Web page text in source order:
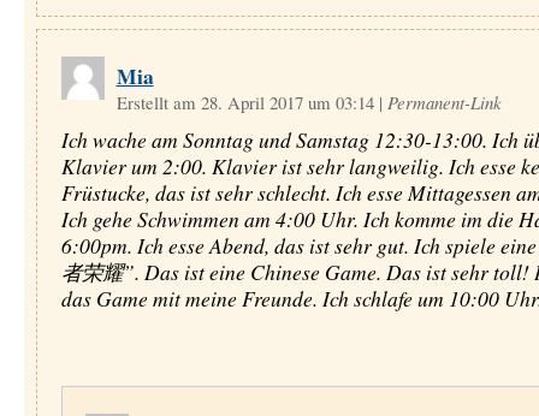
Mia
Erstellt am 28. April 2017 um 03:14 | Permanent-Link
Ich wache am Sonntag und Samstag 12:30-13:00. Ich
Klavier um 2:00. Klavier ist sehr langweilig. Ich esse
Früstucke, das ist sehr schlecht. Ich esse Mittagessen
Ich gehe Schwimmen am 4:00 Uhr. Ich komme im die
6:00pm. Ich esse Abend, das ist sehr gut. Ich spiele
者荣耀”. Das ist eine Chinese Game. Das ist sehr toll!
das Game mit meine Freunde. Ich schlafe um 10:00